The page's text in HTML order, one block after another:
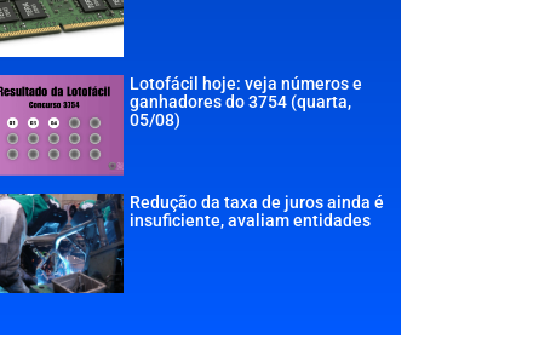
Lotofácil hoje: veja números e
ganhadores do 3754 (quarta,
05/08)
Redução da taxa de juros ainda é
insuficiente, avaliam entidades